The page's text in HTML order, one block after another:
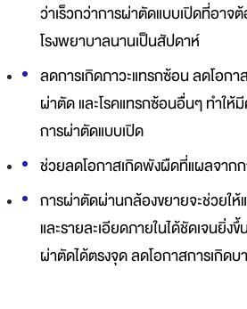
ว่าเร็วกว่าการผ่าตัดแบบเปิดที่อาจ
โรงพยาบาลนานเป็นสัปดาห์
ลดการเกิดภาวะแทรกซ้อน ลดโอก
ผ่าตัด และโรคแทรกซ้อนอื่นๆ ทำใ
การผ่าตัดแบบเปิด
ช่วยลดโอกาสเกิดพังผืดที่แผลจาก
การผ่าตัดผ่านกล้องขยายจะช่วยใ
และรายละเอียดภายในได้ชัดเจนยิ่
ผ่าตัดได้ตรงจุด ลดโอกาสการเกิด